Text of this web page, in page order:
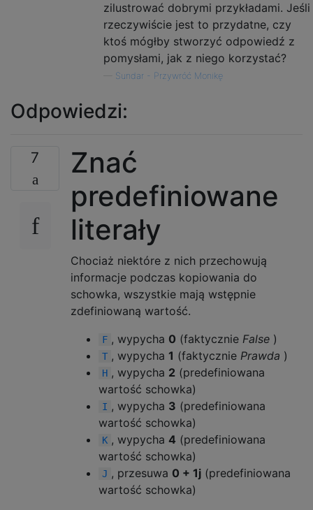
zilustrować dobrymi przykładami. Jeśli
rzeczywiście jest to przydatne, czy
ktoś mógłby stworzyć odpowiedź z
pomysłami, jak z niego korzystać?
Sundar - Przywróć Monikę
Odpowiedzi:
7
Znać
predefiniowane
literały
Chociaż niektóre z nich przechowują
informacje podczas kopiowania do
schowka, wszystkie mają wstępnie
zdefiniowaną wartość.
F , wypycha 0 (faktycznie False )
T , wypycha 1 (faktycznie Prawda )
H , wypycha 2 (predefiniowana
wartość schowka)
I , wypycha 3 (predefiniowana
wartość schowka)
K , wypycha 4 (predefiniowana
wartość schowka)
J , przesuwa 0 + 1j (predefiniowana
wartość schowka)